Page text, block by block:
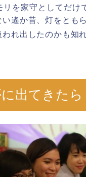
リを家守としてだ
遙か昔、灯をとも
われ出したのかも知
出てきた